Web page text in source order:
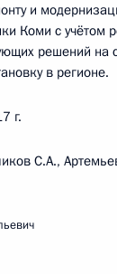
и
Коми с учётом
решений на
в регионе.
г.
С.А.,